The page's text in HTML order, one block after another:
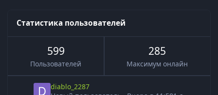
Статистика пользователей
599
Пользователей
285
Максимум онлайн
diablo_2287